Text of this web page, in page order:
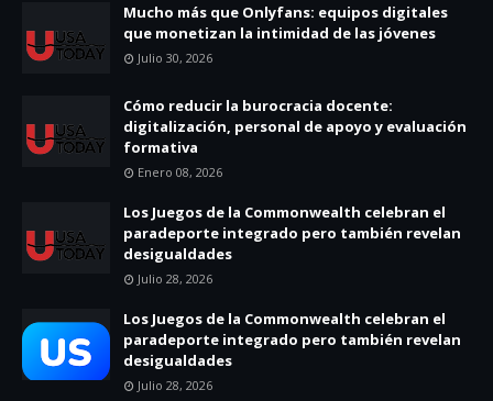
Mucho más que Onlyfans: equipos digitales
que monetizan la intimidad de las jóvenes
Julio 30, 2026
Cómo reducir la burocracia docente:
digitalización, personal de apoyo y evaluación
formativa
Enero 08, 2026
Los Juegos de la Commonwealth celebran el
paradeporte integrado pero también revelan
desigualdades
Julio 28, 2026
Los Juegos de la Commonwealth celebran el
paradeporte integrado pero también revelan
desigualdades
Julio 28, 2026